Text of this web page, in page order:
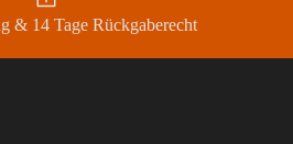
& 14 Tage Rückgaberecht